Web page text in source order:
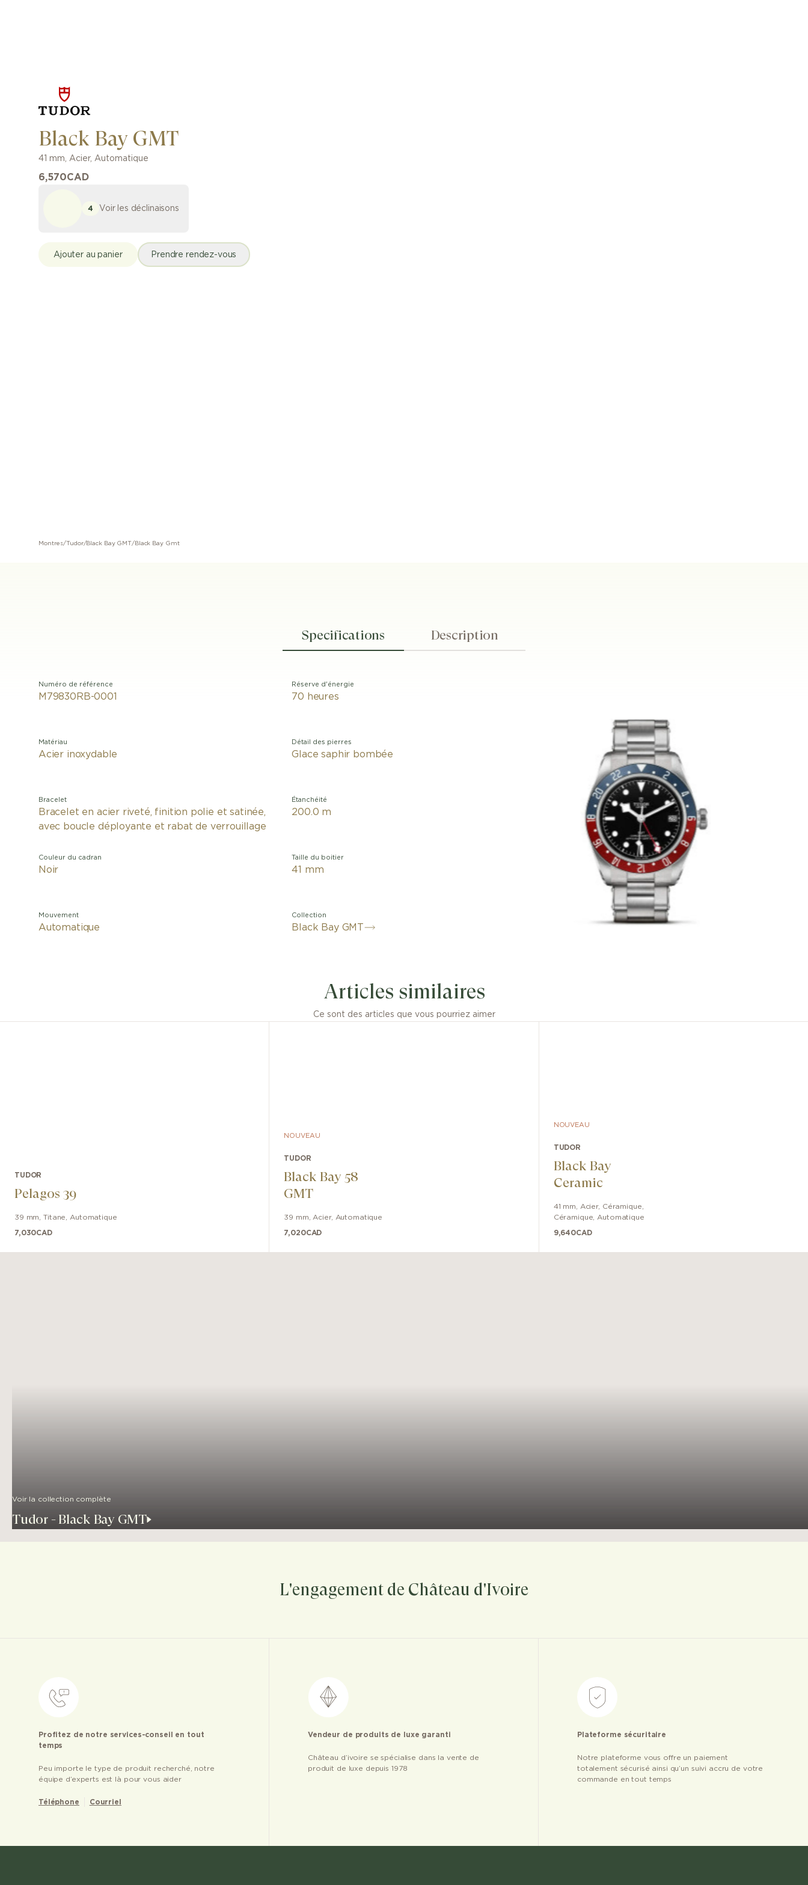
Black Bay GMT
41 mm, Acier, Automatique
6,570CAD
4 Voir les déclinaisons
Ajouter au panier Prendre rendez-vous
Montres/Tudor/Black Bay GMT/Black Bay Gmt
Specifications Description
Numéro de référence
M79830RB-0001
Matériau
Acier inoxydable
Bracelet
Bracelet en acier riveté, finition polie et satinée,
avec boucle déployante et rabat de verrouillage
Couleur du cadran
Noir
Mouvement
Automatique
Réserve d'énergie
70 heures
Détail des pierres
Glace saphir bombée
Étanchéité
200.0 m
Taille du boitier
41 mm
Collection
Black Bay GMT
Articles similaires
Ce sont des articles que vous pourriez aimer
TUDOR
Pelagos 39
39 mm ,Titane Automatique
7,030CAD
NOUVEAU
TUDOR
Black Bay 58
GMT
39 mm Acier, Automatique
7,020CAD
NOUVEAU
TUDOR
Black Bay
Ceramic
41 mm Acier, Céramique
Céramique
Automatique
9,640CAD
Voir la collection complète
Tudor - Black Bay GMT
L'engagement de Château d'Ivoire
Profitez de notre services-conseil en tout
temps
Peu importe le type de produit recherché, notre
équipe d’experts est là pour vous aider
Téléphone Courriel
Vendeur de produits de luxe garanti
Château d’ivoire se spécialise dans la vente de
produit de luxe depuis 1978
Plateforme sécuritaire
Notre plateforme vous offre un paiement
totalement sécurisé ainsi qu’un suivi accru de votre
commande en tout temps